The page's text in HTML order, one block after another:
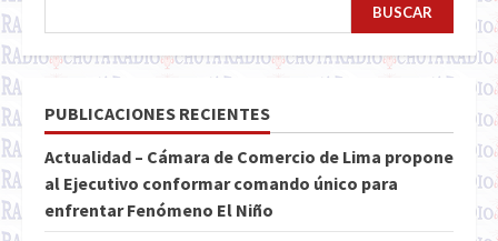
BUSCAR
PUBLICACIONES RECIENTES
Actualidad – Cámara de Comercio de Lima propone
al Ejecutivo conformar comando único para
enfrentar Fenómeno El Niño